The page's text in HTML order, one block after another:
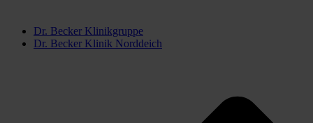
Dr. Becker Klinikgruppe
Dr. Becker Klinik Norddeich